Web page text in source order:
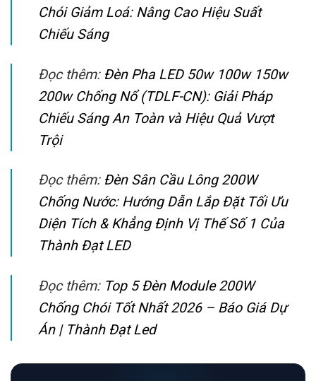
Chói Giảm Loá: Nâng Cao Hiệu Suất
Chiếu Sáng
Đọc thêm: Đèn Pha LED 50w 100w 150w
200w Chống Nổ (TDLF-CN): Giải Pháp
Chiếu Sáng An Toàn và Hiệu Quả Vượt
Trội
Đọc thêm: Đèn Sân Cầu Lông 200W
Chống Nước: Hướng Dẫn Lắp Đặt Tối Ưu
Diện Tích & Khẳng Định Vị Thế Số 1 Của
Thành Đạt LED
Đọc thêm: Top 5 Đèn Module 200W
Chống Chói Tốt Nhất 2026 – Báo Giá Dự
Án | Thành Đạt Led